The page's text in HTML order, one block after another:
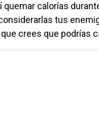
calorías
tus
crees que podrías